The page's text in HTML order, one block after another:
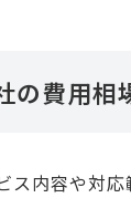
の費用相
ス内容や対